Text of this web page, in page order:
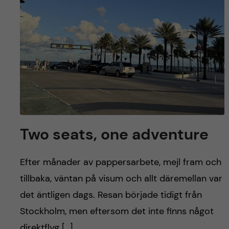
Two seats, one adventure
Efter månader av pappersarbete, mejl fram och
tillbaka, väntan på visum och allt däremellan var
det äntligen dags. Resan började tidigt från
Stockholm, men eftersom det inte finns något